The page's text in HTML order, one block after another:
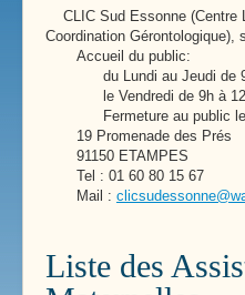
CLIC Sud Essonne (Centre
Coordination Gérontologique),
Accueil du public:
du Lundi au Jeudi de 9h
le Vendredi de 9h à
Fermeture au public le
19 Promenade des Prés
91150 ETAMPES
Tel : 01 60 80 15 67
Mail :
Liste des